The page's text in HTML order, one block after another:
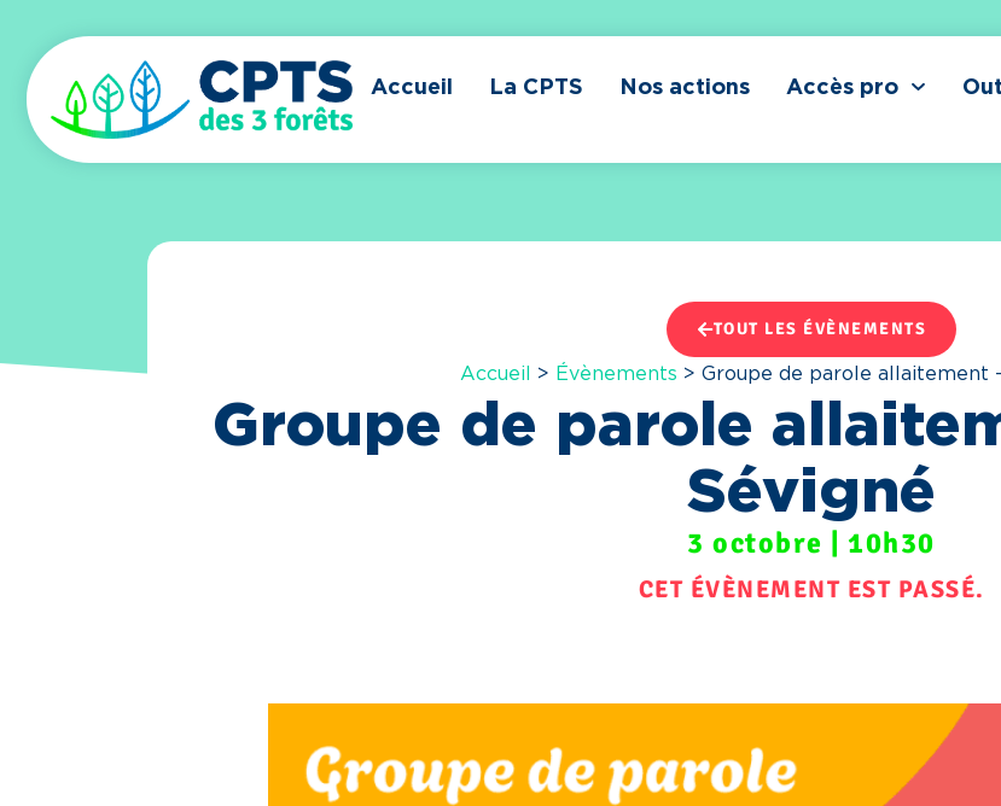
Accueil La CPTS Nos actions Accès pro
TOUT LES ÉVÈNEMENTS
Accueil > Évènements > Groupe de parole allaitement
Groupe de parole
Sévigné
3 octobre | 10h30
CET ÉVÈNEMENT EST PASSÉ.